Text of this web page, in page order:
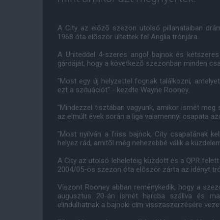
A City az elõzõ szezon utolsó pillanataiban
1968 óta elõször ültettek fel Anglia trónjára.
A Uniteddel 4-szeres angol bajnok és
gárdáját, hogy a következõ szezonban minden
"Most egy új helyzettel fognak találkozni,
ezt a szituációt" - kezdte Wayne Rooney.
"Mindezzel tisztában vagyunk, amikor ismét
az elmúlt évek során a liga valamennyi csapata
"Most nyilván a friss bajnok, City csapatának
helyez rád, amitõl még nehezebbé válik a
A City az utolsó leheletéig küzdött és a QPR
2004/05-ös szezon óta elõször zárta az idényt
Viszont Rooney abban reménykedik, hogy a
augusztus 20-án ismét harcba szállva és
elindulhatnak a bajnoki cím visszaszerzésére